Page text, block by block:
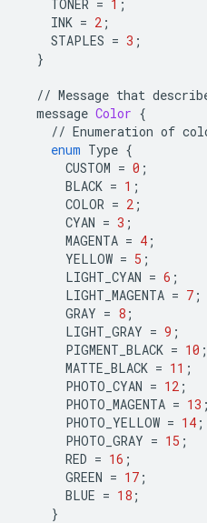
TONER = 1 ;
INK = 2 ;
STAPLES = 3 ;
}
// Message that
message Color {
// Enumeration of
enum Type {
CUSTOM = 0 ;
BLACK = 1 ;
COLOR = 2 ;
CYAN = 3 ;
MAGENTA = 4 ;
YELLOW = 5 ;
LIGHT_CYAN = 6 ;
LIGHT_MAGENTA = 7 ;
GRAY = 8 ;
LIGHT_GRAY = 9 ;
PIGMENT_BLACK = 10 ;
MATTE_BLACK = 11 ;
PHOTO_CYAN = 12 ;
PHOTO_MAGENTA = 13 ;
PHOTO_YELLOW = 14 ;
PHOTO_GRAY = 15 ;
RED = 16 ;
GREEN = 17 ;
BLUE = 18 ;
}